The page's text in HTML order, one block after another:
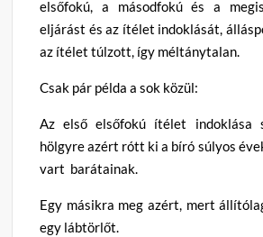
elsőfokú, a másodfokú és a
eljárást és az ítélet indoklását,
az ítélet túlzott, így méltánytalan.
Csak pár példa a sok közül:
Az első elsőfokú ítélet indoklása
hölgyre azért rótt ki a bíró súlyos
vart barátainak.
Egy másikra meg azért, mert
egy lábtörlőt.